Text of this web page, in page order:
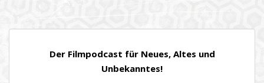
Der Filmpodcast für Neues, Altes und
Unbekanntes!